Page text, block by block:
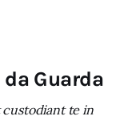
Guarda
custodiant te in